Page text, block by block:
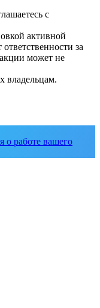
с
активной
за
может не
владельцам.
о работе вашего